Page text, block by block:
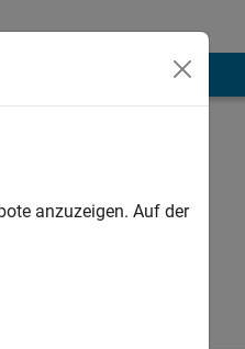
anzuzeigen. Auf der